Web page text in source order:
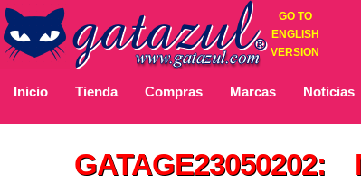
GO TO
ENGLISH
VERSION
Inicio Tienda Compras Marcas Noticias
GATAGE23050202: